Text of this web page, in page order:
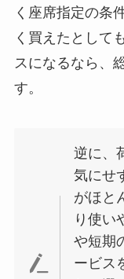
く座席指定の条
く買えたとして
スになるなら、
す。
逆に、
気にせ
がほと
り使い
や短期
ービス